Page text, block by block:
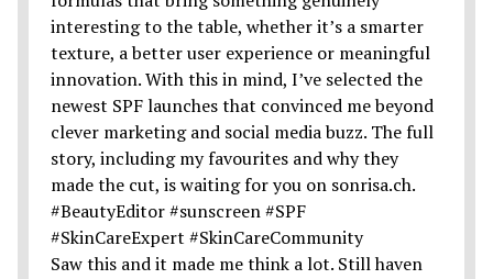
Saw this and it made me think a lot. Still haven